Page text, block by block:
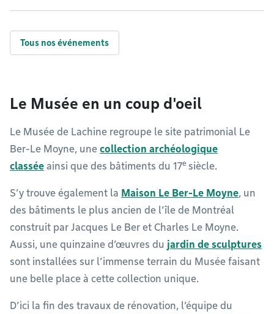
Tous nos événements
Le Musée en un coup d'oeil
Le Musée de Lachine regroupe le site patrimonial Le
Ber-Le Moyne, une collection archéologique
classée ainsi que des bâtiments du 17e siècle.
S’y trouve également la Maison Le Ber-Le Moyne, un
des bâtiments le plus ancien de l’île de Montréal
construit par Jacques Le Ber et Charles Le Moyne.
Aussi, une quinzaine d’œuvres du jardin de sculptures
sont installées sur l’immense terrain du Musée faisant
une belle place à cette collection unique.
D’ici la fin des travaux de rénovation, l’équipe du